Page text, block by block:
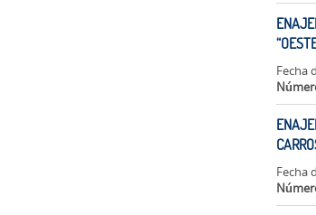
Fecha
Fecha